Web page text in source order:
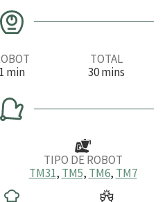
1 m
n
u
t
min
TOTAL
30m
u
mins
TIPO DE ROBOT
TM31, TM5, TM6, TM7